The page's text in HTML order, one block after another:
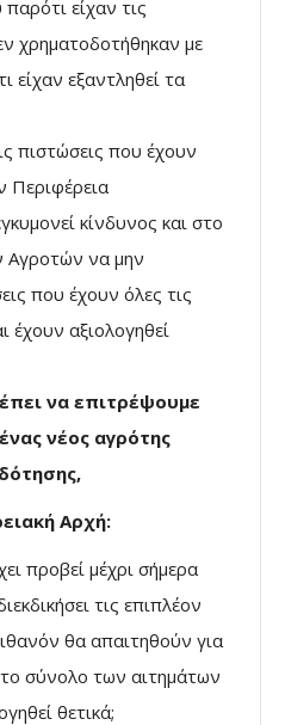
είχαν τις
χρηματοδοτήθηκαν με
είχαν εξαντληθεί τα
πιστώσεις που έχουν
Περιφέρεια
κίνδυνος και στο
να μην
που έχουν όλες τις
έχουν αξιολογηθεί
να επιτρέψουμε
νέος αγρότης
Αρχή:
προβεί μέχρι σήμερα
τις επιπλέον
θα απαιτηθούν για
το σύνολο των αιτημάτων
θετικά;